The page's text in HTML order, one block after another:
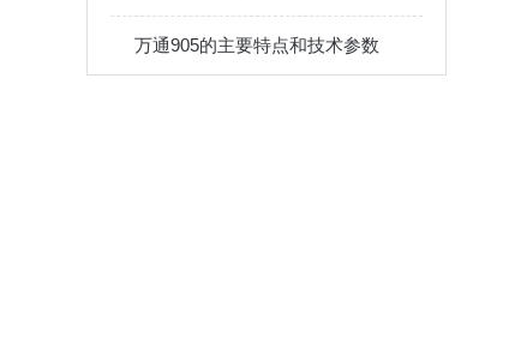
万通905的主要特点和技术参数